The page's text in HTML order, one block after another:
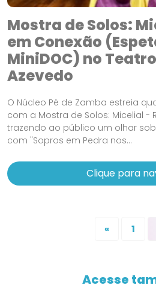
Mostra de Solos:
em Conexão
MiniDOC) no
Azevedo
O Núcleo Pé de Zamba estreia
com a Mostra de Solos: Micelial -
trazendo ao público um olhar
com "Sopros em Pedra nos...
Clique para
« 1
Acesse